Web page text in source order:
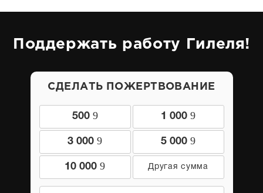
Поддержать работу Гилеля!
СДЕЛАТЬ ПОЖЕРТВОВАНИЕ
500 9 1 000 9
3 000 9 5 000 9
10 000 9